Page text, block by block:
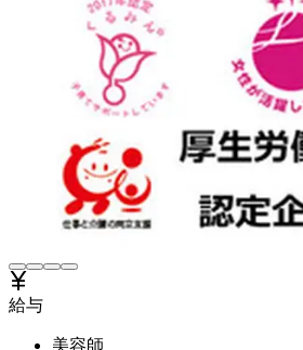
給与
美容師